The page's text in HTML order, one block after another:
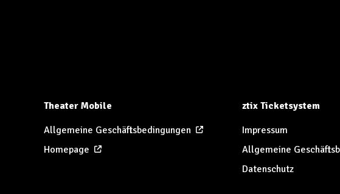
Theater Mobile
Allgemeine Geschäftsbedingungen
Homepage
ztix Ticketsystem
Impressum
Allgemeine
Datenschutz